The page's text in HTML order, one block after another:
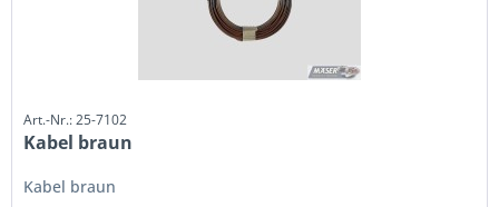
Art.-Nr.: 25-7102
Kabel braun
Kabel braun